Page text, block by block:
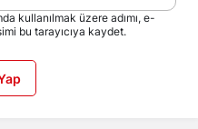
kullanılmak üzere adımı, e-
bu tarayıcıya kaydet.